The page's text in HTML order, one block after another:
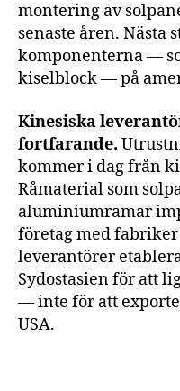
montering av
senaste åren. Nästa
komponenterna —
kiselblock — på
Kinesiska
fortfarande.
kommer i dag från
Råmaterial som
aluminiumramar
företag med fabriker
leverantörer
Sydostasien för att
— inte för att
USA.